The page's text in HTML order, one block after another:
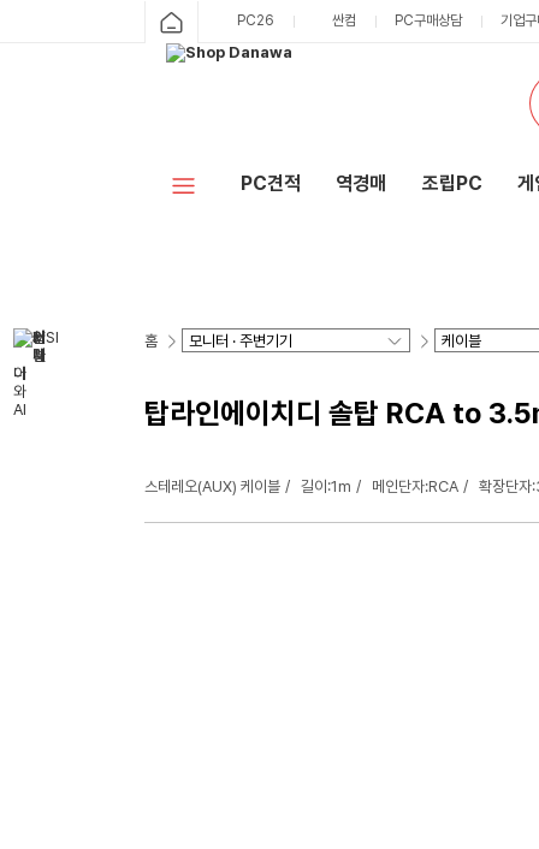
PC26 싼컴 PC구매상담 기업
PC견적 역경매 조립PC 게
홈
탑라인에이치디 솔탑 RCA to
스테레오(AUX) 케이블 길이:1m 메인단자:RCA 확장단